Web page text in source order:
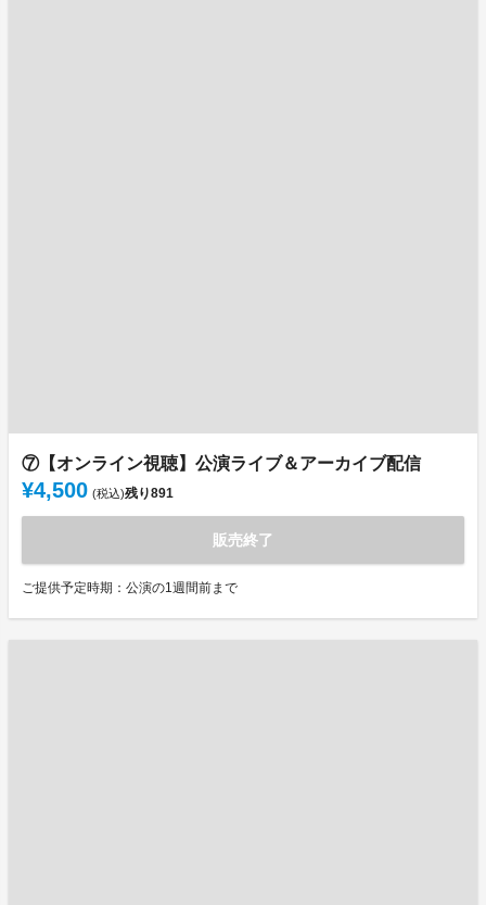
⑦【オンライン視聴】公演ライブ＆アーカイブ配信
¥4,500 (税込)残り891
販売終了
ご提供予定時期：公演の1週間前まで